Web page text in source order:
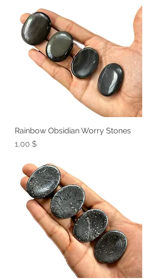
Rainbow Obsidian Worry Stones
Preis
1,00 $